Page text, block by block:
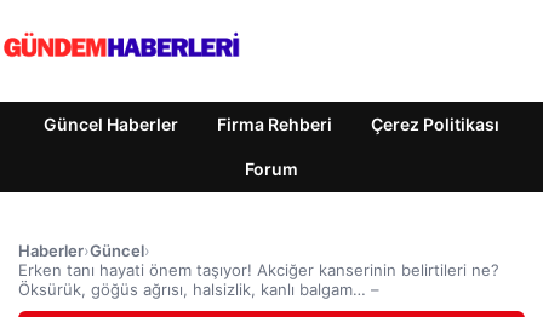
Güncel Haberler Firma Rehberi Çerez Politikası
Forum
Haberler›Güncel›
Erken tanı hayati önem taşıyor! Akciğer kanserinin belirtileri ne?
Öksürük, göğüs ağrısı, halsizlik, kanlı balgam… –